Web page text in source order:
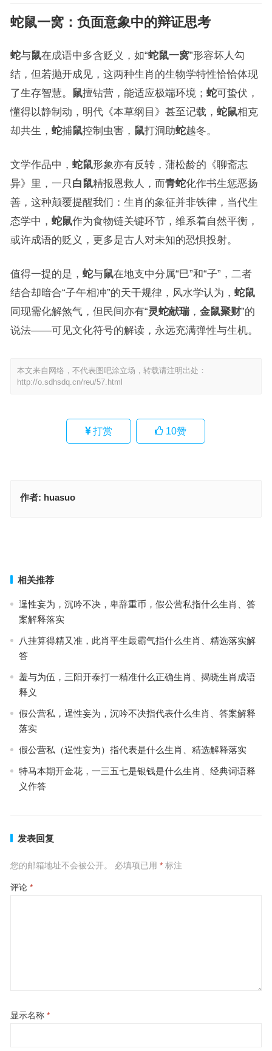
蛇鼠一窝：负面意象中的辩证思考
蛇与鼠在成语中多含贬义，如“蛇鼠一窝”形容坏人勾
结，但若抛开成见，这两种生肖的生物学特性恰恰体现
了生存智慧。
鼠擅钻营，能适应极端环境； 蛇可蛰伏，
懂得以静制动，明代《本草纲目》甚至记载， 蛇鼠相克
却共生， 蛇捕鼠控制虫害， 鼠打洞助蛇越冬。
文学作品中， 蛇鼠形象亦有反转，蒲松龄的《聊斋志
异》里，一只 白鼠精报恩救人，而青蛇化作书生惩恶扬
善，这种颠覆提醒我们：生肖的象征并非铁律，当代生
态学中， 蛇鼠作为食物链关键环节，维系着自然平衡，
或许成语的贬义，更多是古人对未知的恐惧投射。
值得一提的是， 蛇与鼠在地支中分属“巳”和“子”，二者
结合却暗合“子午相冲”的天干规律，风水学认为， 蛇鼠
同现需化解煞气，但民间亦有“灵蛇献瑞， 金鼠聚财”的
说法——可见文化符号的解读，永远充满弹性与生机。
本文来自网络，不代表图吧涂立场，转载请注明出处：
http://o.sdhsdq.cn/reu/57.html
打赏 10赞
作者: huasuo
相关推荐
逞性妄为，沉吟不决，卑辞重币，假公营私指什么生肖、答
案解释落实
八挂算得精又准，此肖平生最霸气指什么生肖、精选落实解
答
羞与为伍，三阳开泰打一精准什么正确生肖、揭晓生肖成语
释义
假公营私，逞性妄为，沉吟不决指代表什么生肖、答案解释
落实
假公营私（逞性妄为）指代表是什么生肖、精选解释落实
特马本期开金花，一三五七是银钱是什么生肖、经典词语释
义作答
发表回复
您的邮箱地址不会被公开。 必填项已用 *标注
评论 *
显示名称 *